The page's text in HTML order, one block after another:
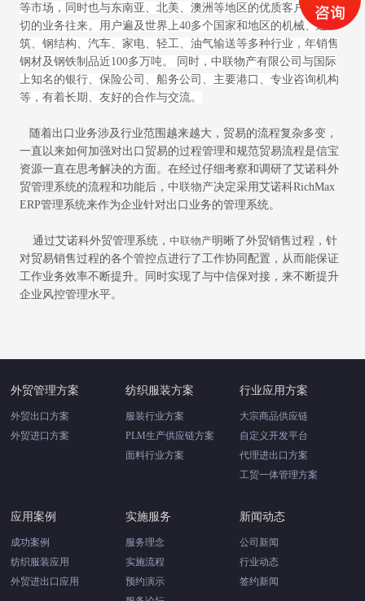
等市场，同时也与东南亚、北美、澳洲等地区的优质客户有着密
切的业务往来。用户遍及世界上40多个国家和地区的机械、建
筑、钢结构、汽车、家电、轻工、油气输送等多种行业，年销售
钢材及钢铁制品近100多万吨。
同时，中联物产有限公司与国际
上知名的银行、保险公司、船务公司、主要港口、专业咨询机构
等，有着长期、友好的合作与交流。
随着出口业务涉及行业范围越来越大，贸易的流程复杂多变，
一直以来如何加强对出口贸易的过程管理和规范贸易流程是信宝
资源一直在思考解决的方面。在经过仔细考察和调研了艾诺科外
贸管理系统的流程和功能后， 中联物产决定采用艾诺科RichMax
ERP管理系统来作为企业针对出口业务的管理系统。
通过艾诺科外贸管理系统， 中联物产明晰了外贸销售过程，针
对贸易销售过程的各个管控点进行了工作协同配置，从而能保证
工作业务效率不断提升。同时实现了与中信保对接，来不断提升
企业风控管理水平。
外贸管理方案
外贸出口方案
外贸进口方案
纺织服装方案
服装行业方案
PLM生产供应链方案
面料行业方案
行业应用方案
大宗商品供应链
自定义开发平台
代理进出口方案
工贸一体管理方案
应用案例
成功案例
纺织服装应用
外贸进出口应用
实施服务
服务理念
实施流程
预约演示
新闻动态
公司新闻
行业动态
签约新闻